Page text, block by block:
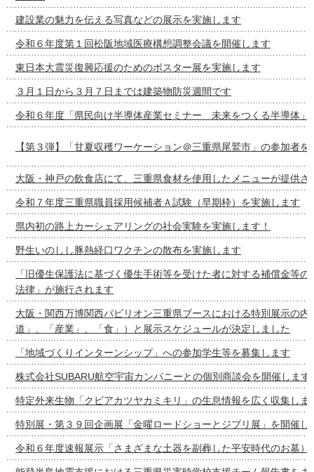
建設業の魅力を伝える写真などの展示を実施します
令和６年度第１回松阪地域医療構想調整会議を開催します
東日本大震災復興応援のためのポスター展を実施します
３月１日から３月７日までは建築物防災週間です
令和６年度「県民向け半導体産業セミナー 未来をつくる半導体」
【第３弾】「甘夏収穫ワーケーション＠三重県尾鷲市」の参加者を
大阪・神戸の飲食店にて、三重県食材を使用したメニューが提供さ
令和７年度三重県職員採用候補者Ａ試験（早期枠）を実施します
県内初の路上カーシェアリングの社会実験を実施します！
野生いのしし豚熱経口ワクチンの散布を実施します
「旧優生保護法に基づく優生手術等を受けた者に対する補償金等
法律」が施行されます
大阪・関西万博関西パビリオン三重県ブースにおける特別展示の内
道」、「産業」、「食」）と展示スケジュールが決定しました
「地域づくりインターンシップ」への参加学生等を募集します
株式会社SUBARU航空宇宙カンパニーとの個別商談会を開催します
特定外来生物「クビアカツヤカミキリ」の生息情報を広く収集しま
特別展・第３９回企画展「金曜ロードショーとジブリ展」を開催し
令和６年度速報展示「さまざまな土器を副葬した平安時代のお墓）